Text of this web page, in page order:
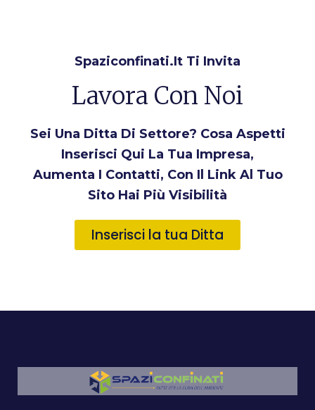
Spaziconfinati.it Ti Invita
Lavora Con Noi
Sei Una Ditta Di Settore? Cosa Aspetti
Inserisci Qui La Tua Impresa,
Aumenta I Contatti, Con Il Link Al Tuo
Sito Hai Più Visibilità
Inserisci la tua Ditta